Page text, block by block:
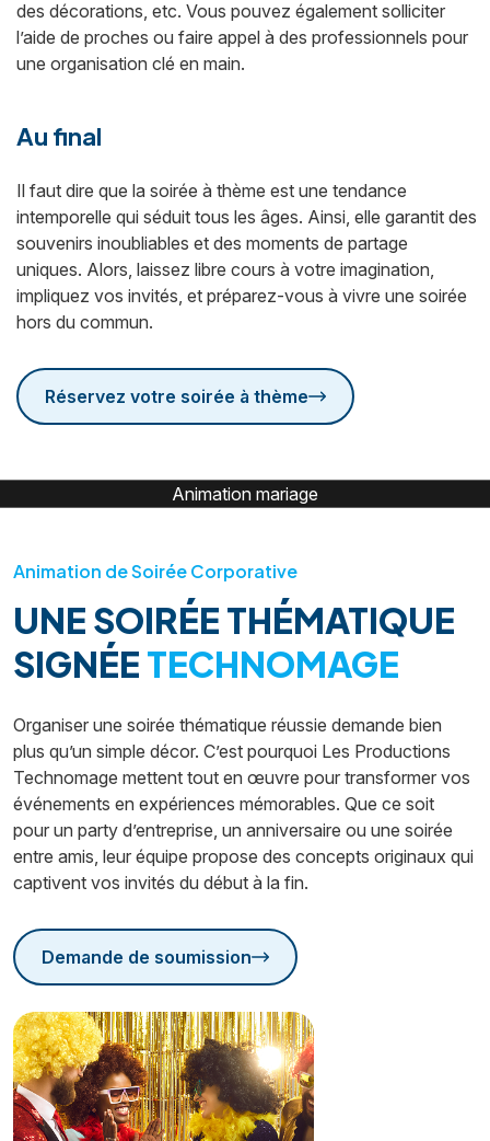
des décorations, etc. Vous pouvez également solliciter
l’aide de proches ou faire appel à des professionnels pour
une organisation clé en main.
Au final
Il faut dire que la soirée à thème est une tendance
intemporelle qui séduit tous les âges. Ainsi, elle garantit des
souvenirs inoubliables et des moments de partage
uniques. Alors, laissez libre cours à votre imagination,
impliquez vos invités, et préparez-vous à vivre une soirée
hors du commun.
Réservez votre soirée à thème
Animation mariage
Animation de Soirée Corporative
UNE SOIRÉE THÉMATIQUE
SIGNÉE TECHNOMAGE
Organiser une soirée thématique réussie demande bien
plus qu’un simple décor. C’est pourquoi Les Productions
Technomage mettent tout en œuvre pour transformer vos
événements en expériences mémorables. Que ce soit
pour un party d’entreprise, un anniversaire ou une soirée
entre amis, leur équipe propose des concepts originaux qui
captivent vos invités du début à la fin.
Demande de soumission